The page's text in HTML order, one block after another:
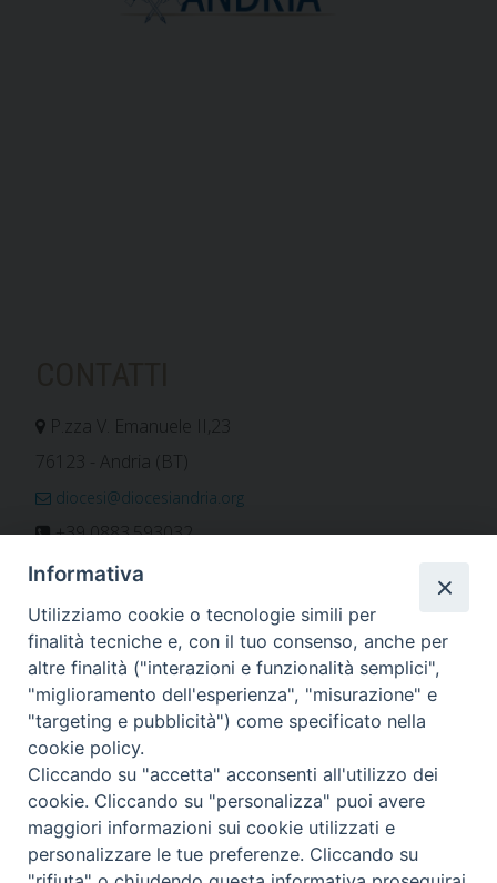
P.zza V. Emanuele II,23
76123 - Andria (BT)
diocesi@diocesiandria.org
+39 0883.593032
+39 0883.592596
ORARIO E CALENDARI
Orari uffici
Calendario diocesano
Orario messe
Per invio di comunicati, notizie e segnalazioni scrivere a:
stampa@diocesiandria.org
Informativa
Utilizziamo cookie o tecnologie simili per
finalità tecniche e, con il tuo consenso, anche per
altre finalità ("interazioni e funzionalità semplici",
"miglioramento dell'esperienza", "misurazione" e
"targeting e pubblicità") come specificato nella
cookie policy.
Cliccando su "accetta" acconsenti all'utilizzo dei
cookie. Cliccando su "personalizza" puoi avere
maggiori informazioni sui cookie utilizzati e
personalizzare le tue preferenze. Cliccando su